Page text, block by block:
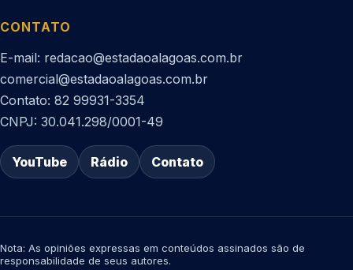
CONTATO
E-mail: redacao@estadaoalagoas.com.br
comercial@estadaoalagoas.com.br
Contato: 82 99931-3354
CNPJ: 30.041.298/0001-49
YouTube Rádio Contato
Nota: As opiniões expressas em conteúdos assinados são de
responsabilidade de seus autores.